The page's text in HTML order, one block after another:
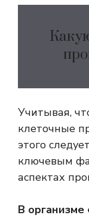
Учитывая,
клеточные
этого
ключевым
аспектах
В